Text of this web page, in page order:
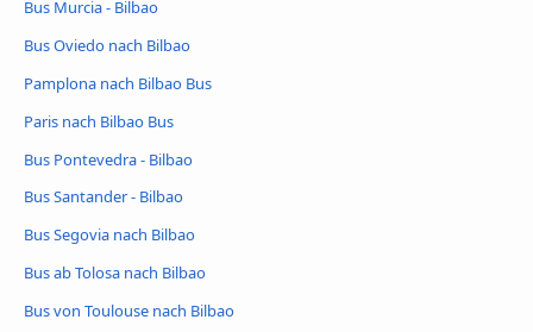
Bus Murcia - Bilbao
Bus Oviedo nach Bilbao
Pamplona nach Bilbao Bus
Paris nach Bilbao Bus
Bus Pontevedra - Bilbao
Bus Santander - Bilbao
Bus Segovia nach Bilbao
Bus ab Tolosa nach Bilbao
Bus von Toulouse nach Bilbao